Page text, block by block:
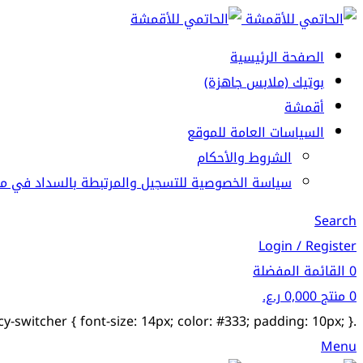
الصفحة الرئيسية
بوتيك (ملابس جاهزة)
أقمشة
السياسات العامة للموقع
الشروط والأحكام
سياسة الخصوصية للتسجيل والمرتبطة بالسداد في
Search
Login / Register
0القائمة المفضلة
0منتج0,000ر.ع.
.currency-switcher { font-size: 14px; color: #333; padding: 10px; }
Menu